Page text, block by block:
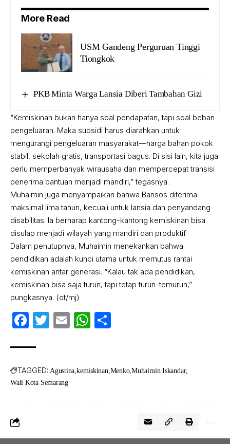
More Read
USM Gandeng Perguruan Tinggi
Tiongkok
PKB Minta Warga Lansia Diberi Tambahan Gizi
“Kemiskinan bukan hanya soal pendapatan, tapi soal beban
pengeluaran. Maka subsidi harus diarahkan untuk
mengurangi pengeluaran masyarakat—harga bahan pokok
stabil, sekolah gratis, transportasi bagus. Di sisi lain, kita juga
perlu memperbanyak wirausaha dan mempercepat transisi
penerima bantuan menjadi mandiri,” tegasnya.
Muhaimin juga menyampaikan bahwa Bansos diterima
maksimal lima tahun, kecuali untuk lansia dan penyandang
disabilitas. Ia berharap kantong-kantong kemiskinan bisa
disulap menjadi wilayah yang mandiri dan produktif.
Dalam penutupnya, Muhaimin menekankan bahwa
pendidikan adalah kunci utama untuk memutus rantai
kemiskinan antar generasi. “Kalau tak ada pendidikan,
kemiskinan bisa saja turun, tapi tetap turun-temurun,”
pungkasnya. (ot/mj)
Facebook
Twitter
EmailWhatsApp
TAGGED: Agustina kemiskinan Menko Muhaimin Iskandar
Wali Kota Semarang